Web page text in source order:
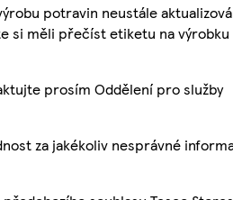
potravin neustále
si měli přečíst etiketu na výrobku
prosím Oddělení pro služby
za jakékoliv nesprávné